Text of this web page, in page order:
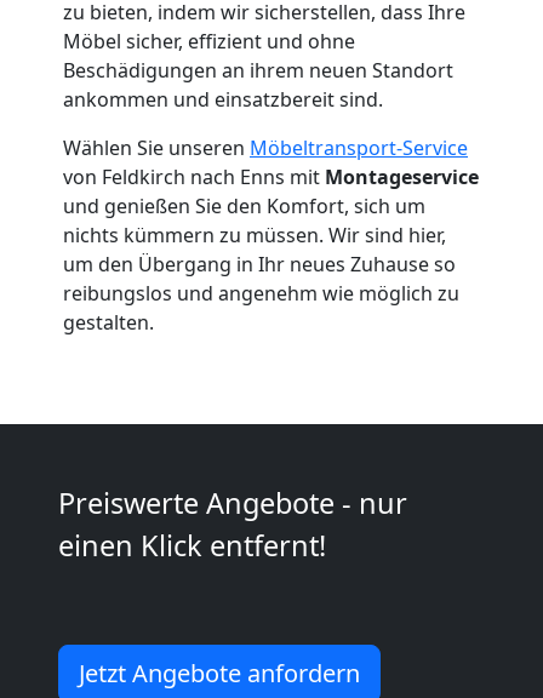
zu bieten, indem wir sicherstellen, dass Ihre
Möbel sicher, effizient und ohne
Beschädigungen an ihrem neuen Standort
ankommen und einsatzbereit sind.
Wählen Sie unseren Möbeltransport-Service
von Feldkirch nach Enns mit Montageservice
und genießen Sie den Komfort, sich um
nichts kümmern zu müssen. Wir sind hier,
um den Übergang in Ihr neues Zuhause so
reibungslos und angenehm wie möglich zu
gestalten.
Preiswerte Angebote - nur
einen Klick entfernt!
Jetzt Angebote anfordern
Feldkirch
Umzug
Mann
Kunsttransport